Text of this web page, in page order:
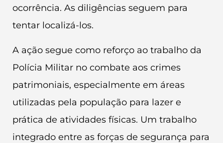
ocorrência. As diligências seguem para
tentar localizá-los.
A ação segue como reforço ao trabalho da
Polícia Militar no combate aos crimes
patrimoniais, especialmente em áreas
utilizadas pela população para lazer e
prática de atividades físicas. Um trabalho
integrado entre as forças de segurança para